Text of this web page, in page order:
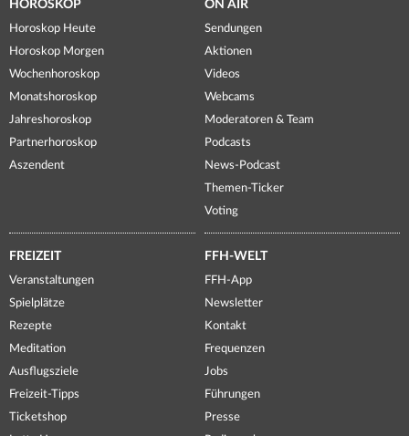
HOROSKOP
Horoskop Heute
Horoskop Morgen
Wochenhoroskop
Monatshoroskop
Jahreshoroskop
Partnerhoroskop
Aszendent
ON AIR
Sendungen
Aktionen
Videos
Webcams
Moderatoren & Team
Podcasts
News-Podcast
Themen-Ticker
Voting
FREIZEIT
Veranstaltungen
Spielplätze
Rezepte
Meditation
Ausflugsziele
Freizeit-Tipps
Ticketshop
FFH-WELT
FFH-App
Newsletter
Kontakt
Frequenzen
Jobs
Führungen
Presse